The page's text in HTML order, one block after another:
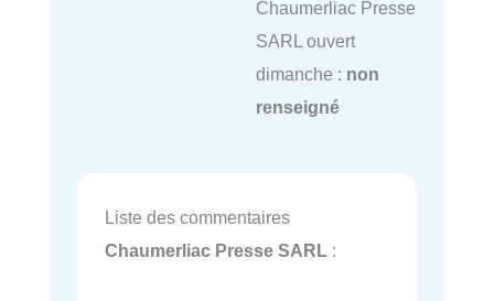
Chaumerliac Presse
SARL ouvert
dimanche : non
renseigné
Liste des commentaires
Chaumerliac Presse SARL :